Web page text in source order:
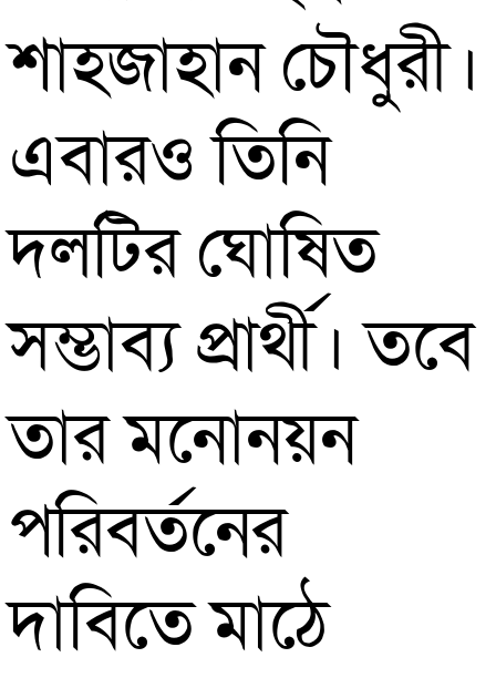
শাহজাহান চৌধুরী।
এবারও তিনি
দলটির ঘোষিত
সম্ভাব্য প্রার্থী। তবে
তার মনোনয়ন
পরিবর্তনের
দাবিতে মাঠে